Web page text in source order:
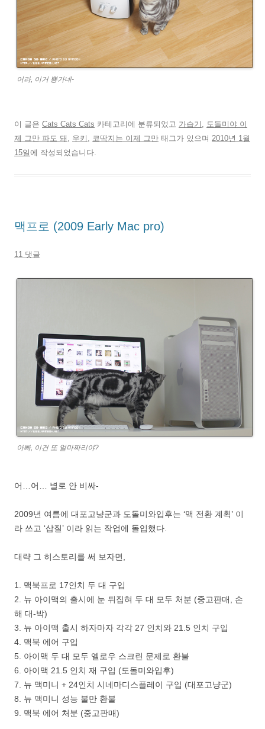
어라, 이거 뿅가네-
이 글은 Cats Cats Cats 카테고리에 분류되었고 가습기 , 도돌미야 이
제 그만 파도 돼 , 우키 , 코딱지는 이제 그만 태그가 있으며 2010년 1월
15일에 작성되었습니다.
맥프로 (2009 Early Mac pro)
11 댓글
아빠, 이건 또 얼마짜리야?
어…어… 별로 안 비싸-
2009년 여름에 대포고냥군과 도돌미와입후는 ‘맥 전환 계획’ 이
라 쓰고 ‘삽질’ 이라 읽는 작업에 돌입했다.
대략 그 히스토리를 써 보자면,
1. 맥북프로 17인치 두 대 구입
2. 뉴 아이맥의 출시에 눈 뒤집혀 두 대 모두 처분 (중고판매, 손
해 대-박)
3. 뉴 아이맥 출시 하자마자 각각 27 인치와 21.5 인치 구입
4. 맥북 에어 구입
5. 아이맥 두 대 모두 옐로우 스크린 문제로 환불
6. 아이맥 21.5 인치 재 구입 (도돌미와입후)
7. 뉴 맥미니 + 24인치 시네마디스플레이 구입 (대포고냥군)
8. 뉴 맥미니 성능 불만 환불
9. 맥북 에어 처분 (중고판매)